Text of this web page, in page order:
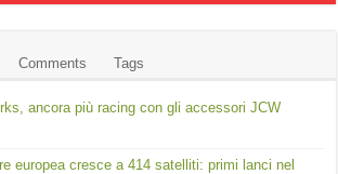
Comments Tags
ancora più racing con gli accessori JCW
europea cresce a 414 satelliti: primi lanci nel